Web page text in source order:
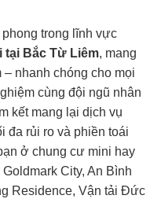
trong lĩnh vực
Bắc Từ Liêm, mang
nhanh chóng cho mọi
cùng đội ngũ nhân
kết mang lại dịch vụ
đa rủi ro và phiền toái
ở chung cư mini hay
City, An Bình
Residence, Vận tải Đức